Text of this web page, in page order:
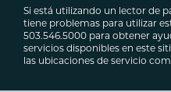
Si está utilizando un lector de
tiene problemas para utilizar
503.546.5000 para obtener
servicios disponibles en este
las ubicaciones de servicio